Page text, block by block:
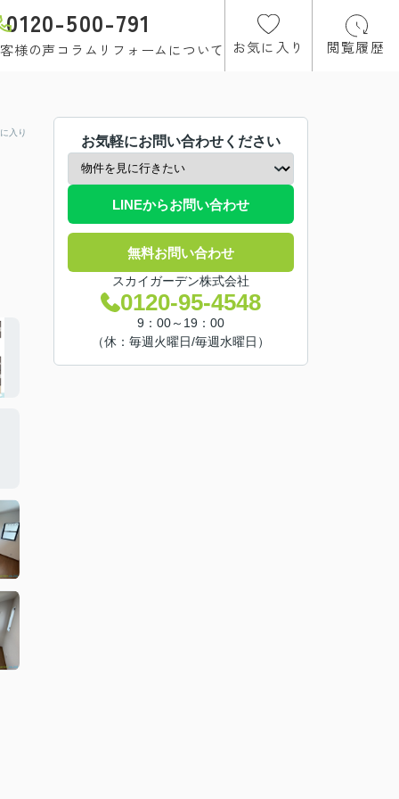
0120-500-791
様の声コラム リフォームについて お気に入り 閲覧履歴
入り
お気軽にお問い合わせください
LINEからお問い合わせ
無料お問い合わせ
スカイガーデン株式会社
0120-95-4548
9：00～19：00
（休：毎週火曜日/毎週水曜日）